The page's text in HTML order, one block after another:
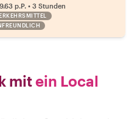
p.P. • 3 Stunden
mitein Local